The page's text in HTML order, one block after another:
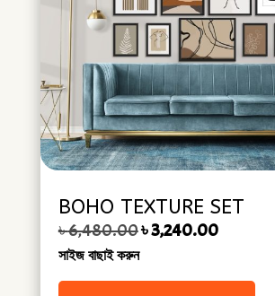
BOHO TEXTURE SET
৳6,480.00Original price was: ৳ 6,480.00.
৳3,240.00Current price is: ৳
সাইজ বাছাই করুন